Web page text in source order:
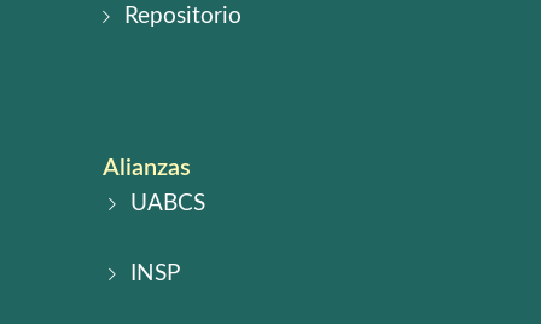
Repositorio
Alianzas
UABCS
INSP